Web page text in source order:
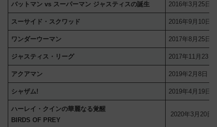
バットマン vs スーパーマン ジャスティスの誕生 2016年3月25日
スーサイド・スクワッド 2016年9月10日
ワンダーウーマン 2017年8月25日
ジャスティス・リーグ 2017年11月23日
アクアマン 2019年2月8日
シャザム! 2019年4月19日
ハーレイ・クインの華麗なる覚醒
BIRDS OF PREY
2020年3月20日